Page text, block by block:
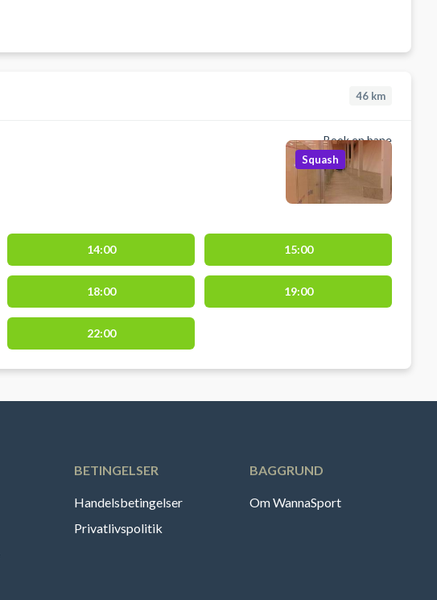
46 km
Book en bane
Squash
14:00 15:00
18:00 19:00
22:00
BETINGELSER
Handelsbetingelser
Privatlivspolitik
BAGGRUND
Om WannaSport